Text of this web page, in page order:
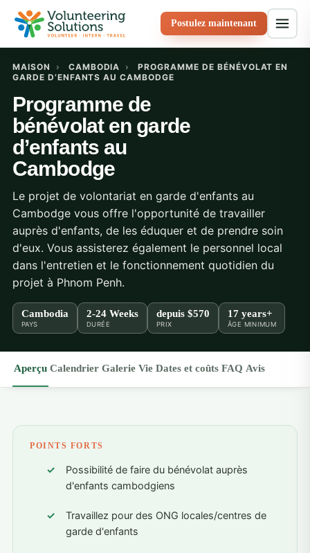
Postulez maintenant
MAISON › CAMBODIA ›
PROGRAMME DE BÉNÉVOLAT EN
GARDE D’ENFANTS AU CAMBODGE
Programme de
bénévolat en garde
d’enfants au
Cambodge
Le projet de volontariat en garde d'enfants au
Cambodge vous offre l'opportunité de travailler
auprès d'enfants, de les éduquer et de prendre soin
d'eux. Vous assisterez également le personnel local
dans l'entretien et le fonctionnement quotidien du
projet à Phnom Penh.
Cambodia
PAYS
2-24 Weeks
DURÉE
depuis $570
PRIX
17 years+
ÂGE MINIMUM
Aperçu Calendrier Galerie Vie Dates et coûts FAQ Avis
POINTS FORTS
Possibilité de faire du bénévolat auprès
d'enfants cambodgiens
Travaillez pour des ONG locales/centres de
garde d'enfants